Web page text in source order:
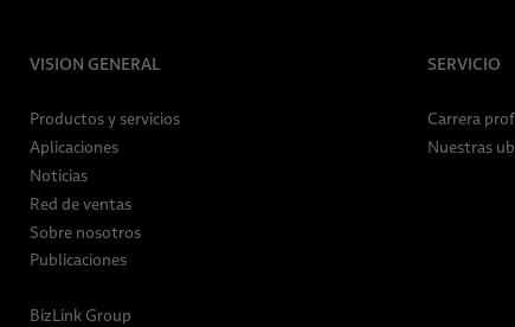
VISION GENERAL
Productos y servicios
Aplicaciones
Noticias
Red de ventas
Sobre nosotros
Publicaciones
BizLink Group
SERVICIO
Carrera
Nuestras